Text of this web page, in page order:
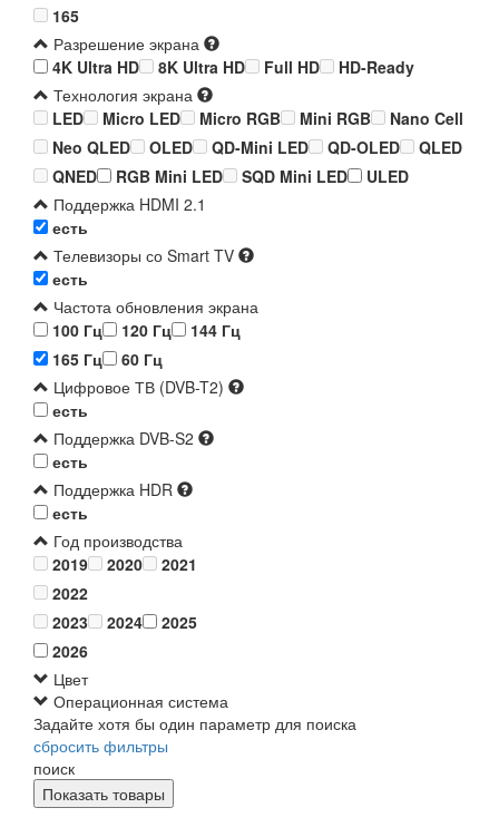
165
Разрешение экрана
4K Ultra HD
8K Ultra HD Full HD
HD-Ready
Технология экрана
LED
Micro LED Micro RGB Mini RGB
Nano Cell
Neo QLED
OLED QD-Mini LED QD-OLED
QLED
QNED
RGB Mini LED SQD Mini LED
ULED
Поддержка HDMI 2.1
есть
Телевизоры со Smart TV
есть
Частота обновления экрана
100 Гц
120 Гц
144 Гц
165 Гц
60 Гц
Цифровое ТВ (DVB-T2)
есть
Поддержка DVB-S2
есть
Поддержка HDR
есть
Год производства
2019
2020
2021
2022
2023
2024
2025
2026
Цвет
Операционная система
Задайте хотя бы один параметр для поиска
сбросить фильтры
поиск